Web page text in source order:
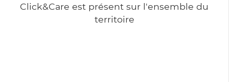
Click&Care est présent sur l'ensemble du
territoire